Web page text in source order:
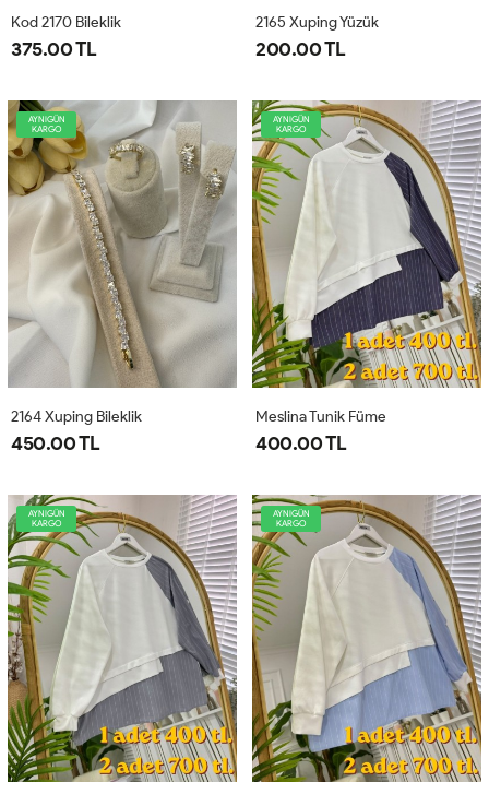
Kod 2170 Bileklik
375.00 TL
2165 Xuping Yüzük
200.00 TL
AYNIGÜN
KARGO
2164 Xuping Bileklik
450.00 TL
AYNIGÜN
KARGO
Meslina Tunik Füme
400.00 TL
AYNIGÜN
KARGO
AYNIGÜN
KARGO